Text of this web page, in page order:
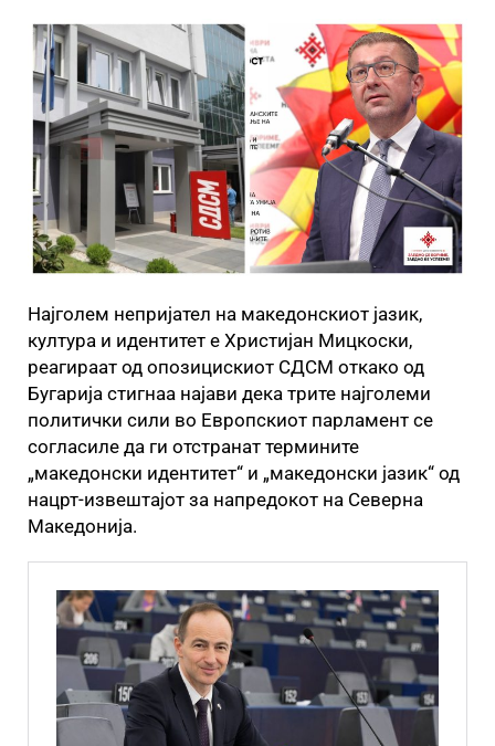
Најголем непријател на македонскиот јазик,
култура и идентитет е Христијан Мицкоски,
реагираат од опозицискиот СДСМ откако од
Бугарија стигнаа најави дека трите најголеми
политички сили во Европскиот парламент се
согласиле да ги отстранат термините
„македонски идентитет“ и „македонски јазик“ од
нацрт-извештајот за напредокот на Северна
Македонија.